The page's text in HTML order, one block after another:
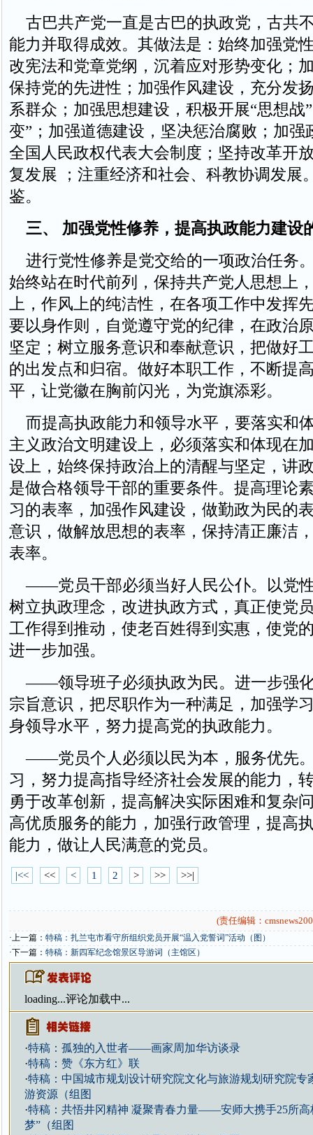
古巴共产党一直是古巴的执政党，古共
能力并取得成效。其做法是：始终加强党
改宪法和党章党纲，沉着应对形势变化；
保持党的先进性；加强作风建设，充分发
系群众；加强思想建设，积极开展“思想战
变”；加强道德建设，坚决惩治腐败；加强
全国人民政权代表大会制度；坚持改革开
复发展 ；注重经济和社会、科教协调发展
鉴。
三、 加强党性修养，提高执政能力建设
进行党性修养是党交给的一项政治任务
始终站在时代前列，保持共产党人思想上
上，作风上的纯洁性，在各项工作中发挥
要以身作则，自觉遵守党的纪律，在政治
坚定；树立服务意识和奉献意识，把做好
的出发点和归宿。做好本职工作，不断提
平，让党徽在胸前闪光，为党旗添彩。
而提高执政能力和领导水平，要落实和
主义政治文明建设上，必须落实和体现在
设上，始终保持政治上的清醒与坚定，讲
是做合格领导干部的重要条件。提高理论
习的表率，加强作风建设，做勤政为民的
意识，做解放思想的表率，保持清正廉洁
表率。
——党员干部必须当好人民公仆。以党
树立执政理念，改进执政方式，真正使党
工作得到推动，使老百姓得到实惠，使党
进一步加强。
——领导班子必须执政为民。进一步强
宗旨意识，把尽职作为一种满足，加强学
身领导水平，努力提高党的执政能力。
——党员个人必须以民为本，服务优先
习，努力提高指导经济社会发展的能力，
勇于改革创新，提高解决实际困难和复杂
高优质服务的能力，加强行政管理，提高
能力，做让人民满意的党员。
|<< << < 1 2 > >> >>|
(责任编辑：
·上一篇： 特稿：扎兰屯市看守所组织党员开展“温入党誓词”活动（图）
·下一篇： 特稿：新四军纪念馆景区导游词（主馆区）
loading...评论加载中...
·特稿：孤独的入世者——画家周加华访谈录
·特稿：赞《东方红》联
·特稿：中国城市规划设计研究院文化与旅游规划研究院专
游资源（组图
·特稿：共悟井冈精神 凝聚青春力量——安师大携手25所高
梦”（组图